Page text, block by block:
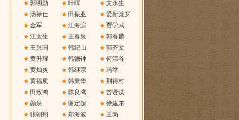
郭明勋 叶晖
文永生
汤禄仕
田振亚
爱新觉罗
金军
江海滨
贾学武
江太生
王春泉
郭春麟
王兴国
韩纪山
郭齐文
黄升耀
韩德钟
何清谷
黄灿炎
韩继宗
冯举
黄福质
韩秉华
荆得村
田致鸿
陈良鹰
曾贤谋
颜泉
谢定超
徐建东
张朝翔
郑海波
王岗